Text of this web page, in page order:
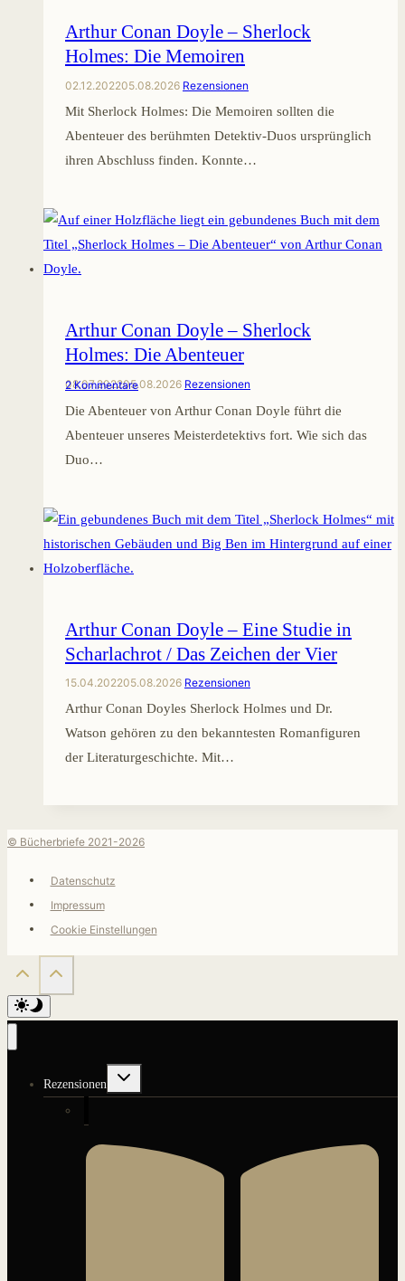
Arthur Conan Doyle – Sherlock
Holmes: Die Memoiren
02.12.202205.08.2026 Rezensionen
Mit Sherlock Holmes: Die Memoiren sollten die
Abenteuer des berühmten Detektiv-Duos ursprünglich
ihren Abschluss finden. Konnte…
Arthur Conan Doyle – Sherlock
Holmes: Die Abenteuer
08.07.202205.08.2026 Rezensionen
2 Kommentare
Die Abenteuer von Arthur Conan Doyle führt die
Abenteuer unseres Meisterdetektivs fort. Wie sich das
Duo…
Arthur Conan Doyle – Eine Studie in
Scharlachrot / Das Zeichen der Vier
15.04.202205.08.2026 Rezensionen
Arthur Conan Doyles Sherlock Holmes und Dr.
Watson gehören zu den bekanntesten Romanfiguren
der Literaturgeschichte. Mit…
© Bücherbriefe 2021-2026
Datenschutz
Impressum
Cookie Einstellungen
Rezensionen
Untermenü